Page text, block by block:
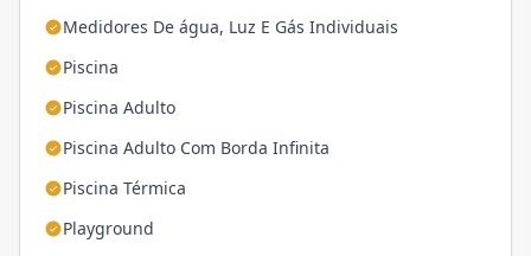
Medidores De água, Luz E Gás Individuais
Piscina
Piscina Adulto
Piscina Adulto Com Borda Infinita
Piscina Térmica
Playground